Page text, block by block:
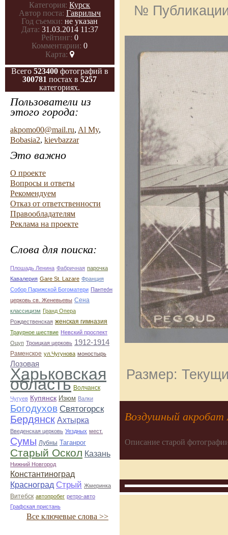
Категория: Курск
Автор поста: Гаврилыч
Год съемки: не указан
Дата: 31.03.2014 11:37
Рейтинг: 0
Комментарии: 0
Карта:
Всего 523400 фотографий в
300781 постах в5257
категориях.
Пользователи из
этого города:
akpomo00@mail.ru, Al My,
Bobasia2, kievbazzar
Это важно
О проекте
Вопросы и ответы
Рекомендуем
Отказ от ответственности
Правообладателям
Реклама на проекте
Слова для поиска:
Плошадь Ленина Фабричная парочка
Кавалерия Gare St. Lazare Франция
Собор Парижской Богоматери Пантео́н
церковь св. Женевьевы Сена
классицизм Гранд Опера
Рождественская женская гимназия
Траурное шествие Невский проспект
Оцуп Троицкая церковь 1912-1914
Раменское ул.Чугунова моностырь
Лозовая
Харьковская
область Волчанск
Чугуев Купянск Изюм Валки
Богодухов Святогорск
Бердянск Ахтырка
Введенская церковь Уездных мест.
Сумы Лубны Таганрог
Старый Оскол Казань
Нижний Новгород
Константиноград
Красноград Стрый Жмеринка
Витебск автопробег ретро-авто
Графская пристань
Все ключевые слова >>
№
Размер:
Воздушный акробат
Описание старой